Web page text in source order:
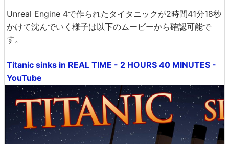
Unreal Engine 4で作られたタイタニックが2時間41分18秒
かけて沈んでいく様子は以下のムービーから確認可能で
す。
Titanic sinks in REAL TIME - 2 HOURS 40 MINUTES -
YouTube